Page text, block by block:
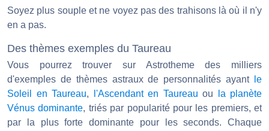
Soyez plus souple et ne voyez pas des trahisons là où il n'y
en a pas.
Des thèmes exemples du Taureau
Vous pourrez trouver sur Astrotheme des milliers
d'exemples de thèmes astraux de personnalités ayant
le
Soleil en Taureau, l'Ascendant en Taureau ou
la planète
Vénus dominante, triés par popularité pour les premiers, et
par la plus forte dominante pour les seconds. Chaque